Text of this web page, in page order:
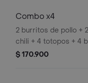
Combo x4
2 burritos de pollo +
chili + 4 totopos + 4
elección.
$ 170.900